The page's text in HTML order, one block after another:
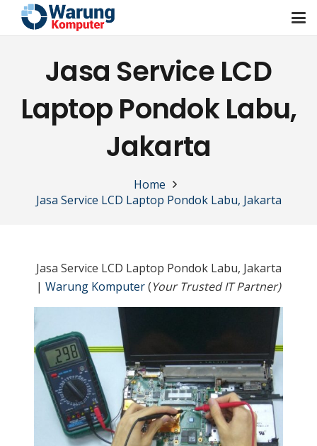
Jasa Service LCD
Laptop Pondok Labu,
Jakarta
Home
Jasa Service LCD Laptop Pondok Labu, Jakarta
Jasa Service LCD Laptop Pondok Labu, Jakarta
| Warung Komputer(Your Trusted IT Partner)